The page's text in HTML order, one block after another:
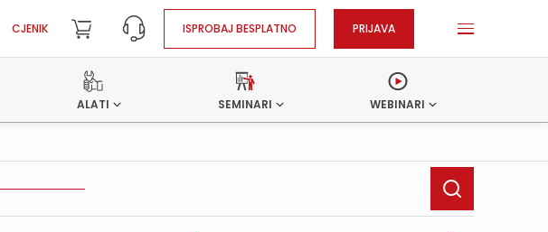
CJENIK ISPROBAJ BESPLATNO PRIJAVA
ALATI SEMINARI WEBINARI